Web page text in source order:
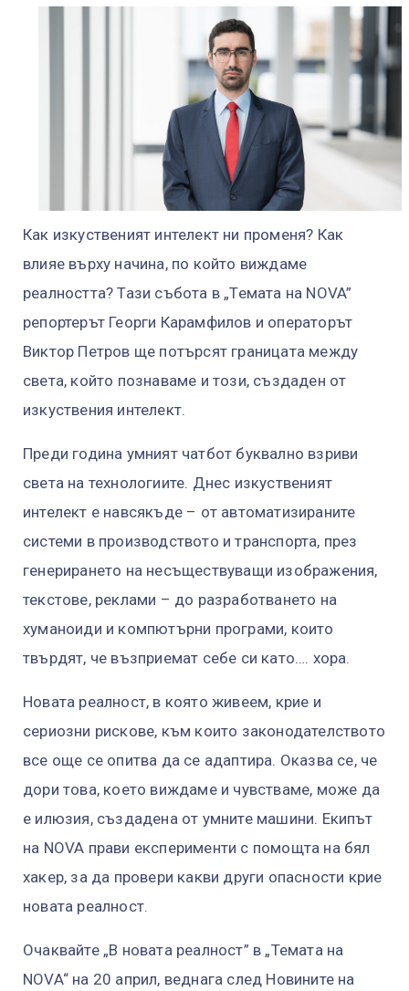
Как изкуственият интелект ни променя? Как
влияе върху начина, по който виждаме
реалността? Тази събота в „Темата на NOVA”
репортерът Георги Карамфилов и операторът
Виктор Петров ще потърсят границата между
света, който познаваме и този, създаден от
изкуствения интелект.
Преди година умният чатбот буквално взриви
света на технологиите. Днес изкуственият
интелект е навсякъде – от автоматизираните
системи в производството и транспорта, през
генерирането на несъществуващи изображения,
текстове, реклами – до разработването на
хуманоиди и компютърни програми, които
твърдят, че възприемат себе си като…. хора.
Новата реалност, в която живеем, крие и
сериозни рискове, към които законодателството
все още се опитва да се адаптира. Оказва се, че
дори това, което виждаме и чувстваме, може да
е илюзия, създадена от умните машини. Екипът
на NOVA прави експерименти с помощта на бял
хакер, за да провери какви други опасности крие
новата реалност.
Очаквайте „В новата реалност” в „Темата на
NOVA“ на 20 април, веднага след Новините на